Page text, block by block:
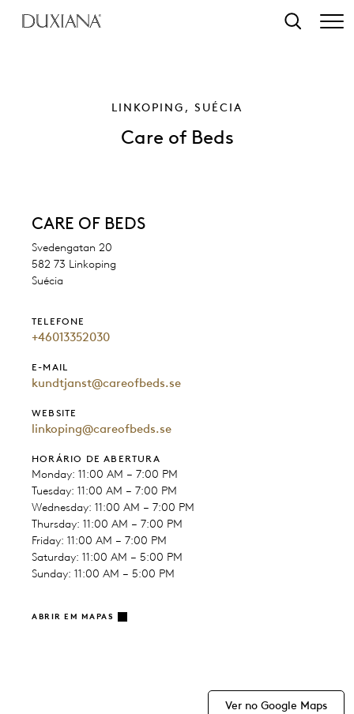
Pesquisar
LINKOPING, SUÉCIA
Care of Beds
CARE OF BEDS
Svedengatan 20
582 73 Linkoping
Suécia
TELEFONE
+46013352030
E-MAIL
kundtjanst@careofbeds.se
WEBSITE
linkoping@careofbeds.se
HORÁRIO DE ABERTURA
Monday: 11:00 AM – 7:00 PM
Tuesday: 11:00 AM – 7:00 PM
Wednesday: 11:00 AM – 7:00 PM
Thursday: 11:00 AM – 7:00 PM
Friday: 11:00 AM – 7:00 PM
Saturday: 11:00 AM – 5:00 PM
Sunday: 11:00 AM – 5:00 PM
ABRIR EM MAPAS
Ver no Google Maps